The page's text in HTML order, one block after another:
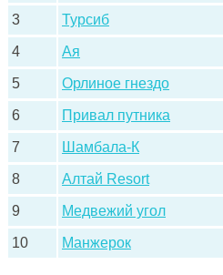
3 Турсиб
4 Ая
5 Орлиное гнездо
6 Привал путника
7 Шамбала-К
8 Алтай Resort
9 Медвежий угол
10 Манжерок